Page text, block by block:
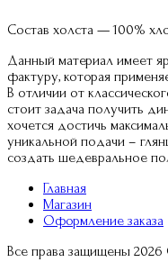
Состав холста — 100%
Данный материал имеет
фактуру, которая
В отличии от
стоит задача получить
хочется достичь
уникальной подачи –
создать шедевральное
Главная
Магазин
Оформление заказа
Все права защищены